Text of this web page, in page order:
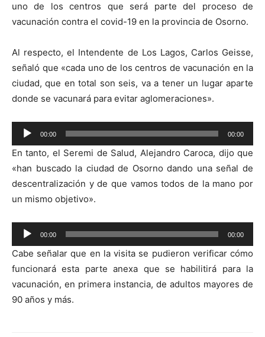
uno de los centros que será parte del proceso de
vacunación contra el covid-19 en la provincia de Osorno.
Al respecto, el Intendente de Los Lagos, Carlos Geisse,
señaló que «cada uno de los centros de vacunación en la
ciudad, que en total son seis, va a tener un lugar aparte
donde se vacunará para evitar aglomeraciones».
Reproductor
de
audio
00:00 00:00
En tanto, el Seremi de Salud, Alejandro Caroca, dijo que
«han buscado la ciudad de Osorno dando una señal de
descentralización y de que vamos todos de la mano por
un mismo objetivo».
Reproductor
de
audio
00:00 00:00
Cabe señalar que en la visita se pudieron verificar cómo
funcionará esta parte anexa que se habilitirá para la
vacunación, en primera instancia, de adultos mayores de
90 años y más.